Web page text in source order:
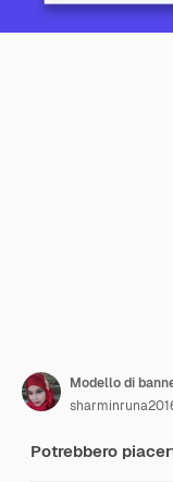
Modello di
Potrebbero